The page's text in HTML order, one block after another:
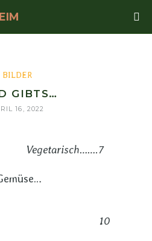
BILDER
GIBTS…
16, 2022
Vegetarisch…….7
10